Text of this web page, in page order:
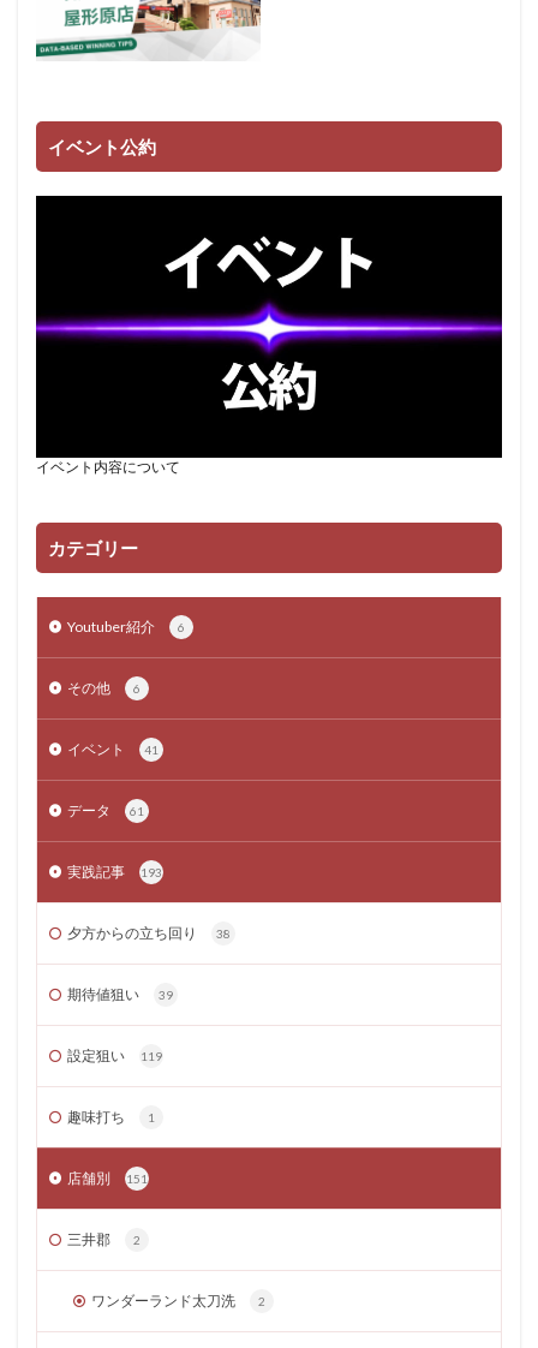
イベント公約
イベント内容について
カテゴリー
Youtuber紹介 6
その他 6
イベント 41
データ 61
実践記事 193
夕方からの立ち回り 38
期待値狙い 39
設定狙い 119
趣味打ち 1
店舗別 151
三井郡 2
ワンダーランド太刀洗 2